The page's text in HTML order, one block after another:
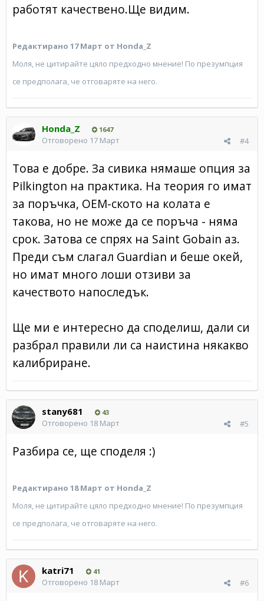
работят качествено.Ще видим.
Редактирано 17 Март от Honda_Z
Моля, не цитирайте цяло предходно мнение! По презумпция
се предполага, че отговаряте на него.
Honda_Z 1647
#4
Отговорено 17 Март
Това е добре. За сивика нямаше опция за
Pilkington на практика. На теория го имат
за поръчка, ОЕМ-ското на колата е
такова, но не може да се поръча - няма
срок. Затова се спрях на Saint Gobain аз.
Преди съм слагал Guardian и беше окей,
но имат много лоши отзиви за
качеството напоследък.
Ще ми е интересно да споделиш, дали си
разбрал правили ли са наистина някакво
калибриране.
stany681 43
#5
Отговорено 18 Март
Разбира се, ще споделя :)
Редактирано 18 Март от Honda_Z
Моля, не цитирайте цяло предходно мнение! По презумпция
се предполага, че отговаряте на него.
katri71 41
#6
Отговорено 18 Март